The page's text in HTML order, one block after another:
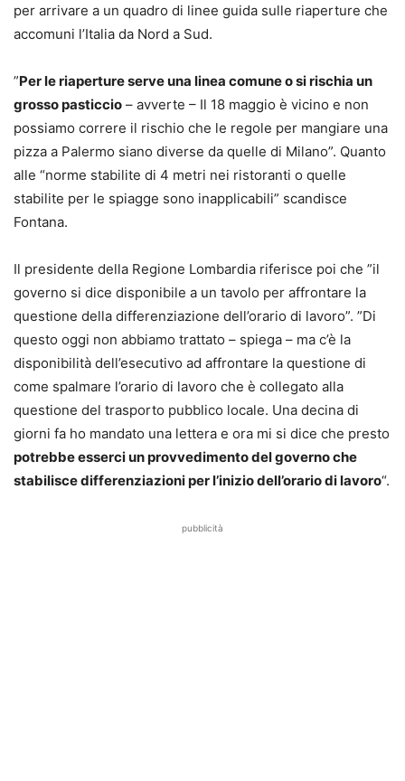
per arrivare a un quadro di linee guida sulle riaperture che
accomuni l’Italia da Nord a Sud.
”Per le riaperture serve una linea comune o si rischia un
grosso pasticcio – avverte – Il 18 maggio è vicino e non
possiamo correre il rischio che le regole per mangiare una
pizza a Palermo siano diverse da quelle di Milano”. Quanto
alle “norme stabilite di 4 metri nei ristoranti o quelle
stabilite per le spiagge sono inapplicabili” scandisce
Fontana.
Il presidente della Regione Lombardia riferisce poi che ”il
governo si dice disponibile a un tavolo per affrontare la
questione della differenziazione dell’orario di lavoro”. ”Di
questo oggi non abbiamo trattato – spiega – ma c’è la
disponibilità dell’esecutivo ad affrontare la questione di
come spalmare l’orario di lavoro che è collegato alla
questione del trasporto pubblico locale. Una decina di
giorni fa ho mandato una lettera e ora mi si dice che presto
potrebbe esserci un provvedimento del governo che
stabilisce differenziazioni per l’inizio dell’orario di lavoro“.
pubblicità